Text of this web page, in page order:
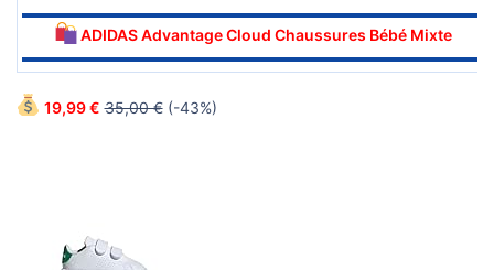
▬▬▬▬▬▬▬▬▬▬▬▬▬▬▬▬▬▬▬▬▬▬▬▬▬▬▬▬▬▬
ADIDAS Advantage Cloud Chaussures Bébé Mixte
▬▬▬▬▬▬▬▬▬▬▬▬▬▬▬▬▬▬▬▬▬▬▬▬▬▬▬▬▬▬
19,99 € 35,00 €(-43%)